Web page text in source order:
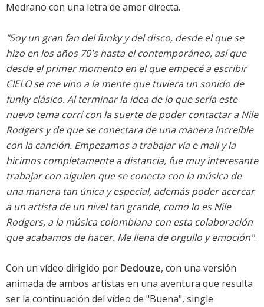
Medrano con una letra de amor directa.
"Soy un gran fan del funky y del disco, desde el que se
hizo en los años 70's hasta el contemporáneo, así que
desde el primer momento en el que empecé a escribir
CIELO se me vino a la mente que tuviera un sonido de
funky clásico. Al terminar la idea de lo que sería este
nuevo tema corrí con la suerte de poder contactar a Nile
Rodgers y de que se conectara de una manera increíble
con la canción. Empezamos a trabajar vía e mail y la
hicimos completamente a distancia, fue muy interesante
trabajar con alguien que se conecta con la música de
una manera tan única y especial, además poder acercar
a un artista de un nivel tan grande, como lo es Nile
Rodgers, a la música colombiana con esta colaboración
que acabamos de hacer. Me llena de orgullo y emoción".
Con un vídeo dirigido por Dedouze, con una versión
animada de ambos artistas en una aventura que resulta
ser la continuación del vídeo de "Buena", single